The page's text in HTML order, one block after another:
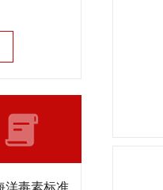
洋毒素标准